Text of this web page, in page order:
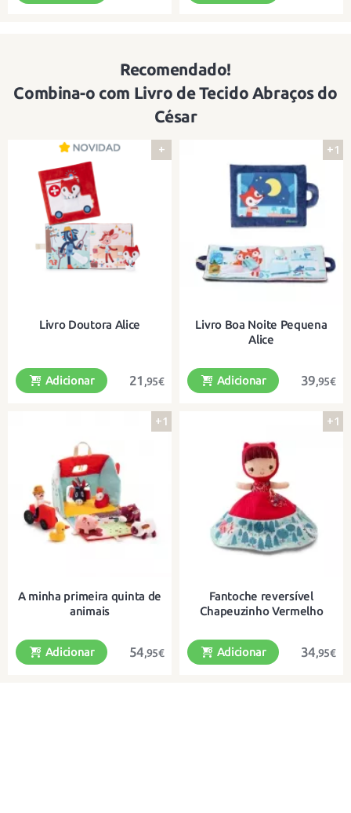
Com 6 blocos a explorar que
despertarão todos os seus
3 barcos em neoprene para brincar
Recomendado!
Combina-o com Livro de Tecido Abraços do
César
Livro Doutora Alice
21 ,95€
Adicionar
Um livro cheio de actividades para
conhecer o mundo dos médicos.
+
Livro Boa Noite Pequena
Alice
39,95€
Adicionar
Um livro de actividades cheio de
detalhes para brincar!
+1
A minha primeira quinta de
animais
54,95€
Adicionar
+1
Fantoche reversível
Chapeuzinho Vermelho
34,95€
Adicionar
+1